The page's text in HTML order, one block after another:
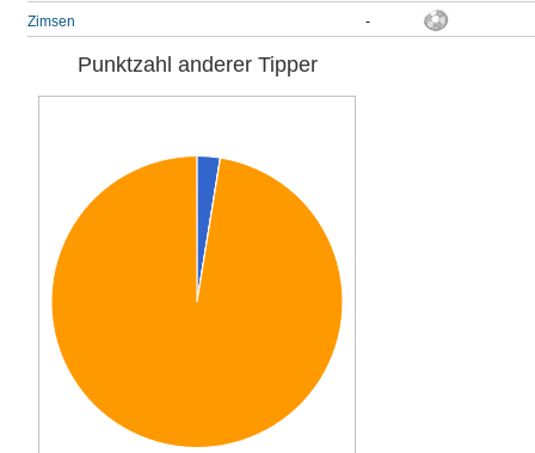
Zimsen -
Punktzahl anderer Tipper